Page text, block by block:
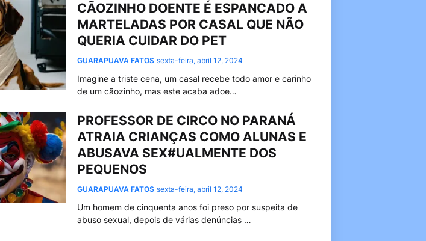
CÃOZINHO DOENTE É ESPANCADO A
MARTELADAS POR CASAL QUE NÃO
QUERIA CUIDAR DO PET
GUARAPUAVA FATOS sexta-feira, abril 12, 2024
Imagine a triste cena, um casal recebe todo amor e carinho
de um cãozinho, mas este acaba adoe…
PROFESSOR DE CIRCO NO PARANÁ
ATRAIA CRIANÇAS COMO ALUNAS E
ABUSAVA SEX#UALMENTE DOS
PEQUENOS
GUARAPUAVA FATOS sexta-feira, abril 12, 2024
Um homem de cinquenta anos foi preso por suspeita de
abuso sexual, depois de várias denúncias …